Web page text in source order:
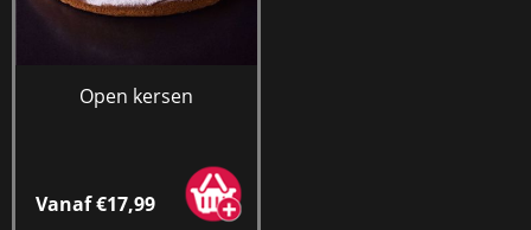
Open kersen
Vanaf €17,99